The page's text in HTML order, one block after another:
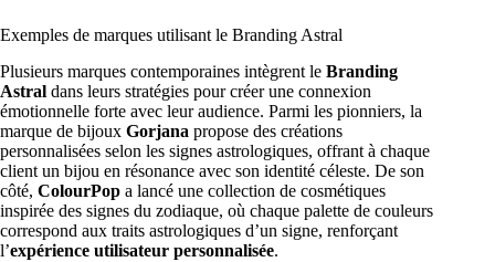
Exemples de marques utilisant le Branding Astral
Plusieurs marques contemporaines intègrent le Branding
Astral dans leurs stratégies pour créer une connexion
émotionnelle forte avec leur audience. Parmi les pionniers, la
marque de bijoux Gorjana propose des créations
personnalisées selon les signes astrologiques, offrant à chaque
client un bijou en résonance avec son identité céleste. De son
côté, ColourPop a lancé une collection de cosmétiques
inspirée des signes du zodiaque, où chaque palette de couleurs
correspond aux traits astrologiques d’un signe, renforçant
l’expérience utilisateur personnalisée.